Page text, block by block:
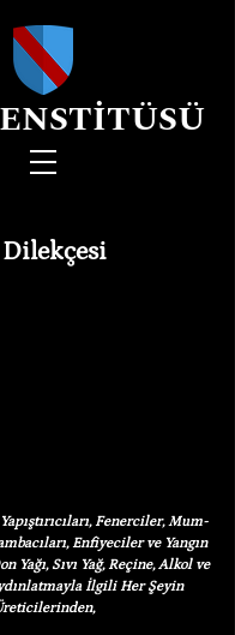
Fenerciler, Mum-
Enfiyeciler ve Yangın
Yağı, Sıvı Yağ, Reçine, Alkol ve
İlgili Her Şeyin